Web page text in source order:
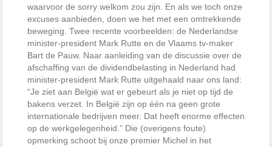
waarvoor de sorry welkom zou zijn. En als we toch onze
excuses aanbieden, doen we het met een omtrekkende
beweging. Twee recente voorbeelden: de Nederlandse
minister-president Mark Rutte en de Vlaams tv-maker
Bart de Pauw. Naar aanleiding van de discussie over de
afschaffing van de dividendbelasting in Nederland had
minister-president Mark Rutte uitgehaald naar ons land:
“Je ziet aan België wat er gebeurt als je niet op tijd de
bakens verzet. In België zijn op één na geen grote
internationale bedrijven meer. Dat heeft enorme effecten
op de werkgelegenheid.” Die (overigens foute)
opmerking schoot bij onze premier Michel in het